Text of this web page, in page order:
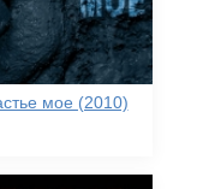
мое (2010)